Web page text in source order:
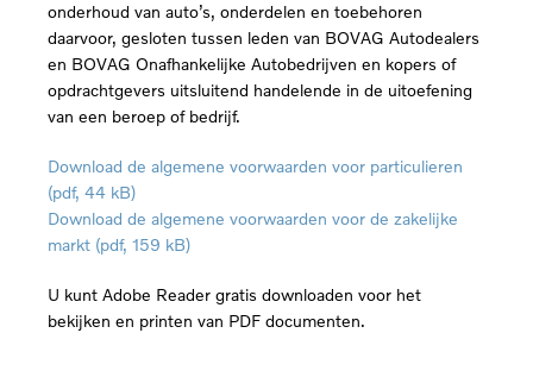
onderhoud van auto’s, onderdelen en toebehoren
daarvoor, gesloten tussen leden van BOVAG Autodealers
en BOVAG Onafhankelijke Autobedrijven en kopers of
opdrachtgevers uitsluitend handelende in de uitoefening
van een beroep of bedrijf.
Download de algemene voorwaarden voor particulieren
(pdf, 44 kB)
Download de algemene voorwaarden voor de zakelijke
markt (pdf, 159 kB)
U kunt Adobe Reader gratis downloaden voor het
bekijken en printen van PDF documenten.